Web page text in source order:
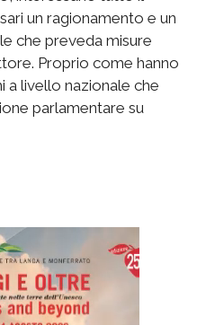
un ragionamento e un
che preveda misure
Proprio come hanno
a livello nazionale che
parlamentare su